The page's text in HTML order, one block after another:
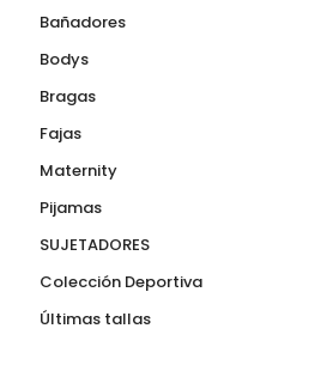
Bañadores
Bodys
Bragas
Fajas
Maternity
Pijamas
SUJETADORES
Colección Deportiva
Últimas tallas